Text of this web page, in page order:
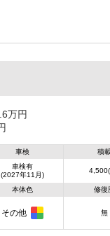
万円
車検
車検有
(2027年11月)
積
本体色
その他
修復
無